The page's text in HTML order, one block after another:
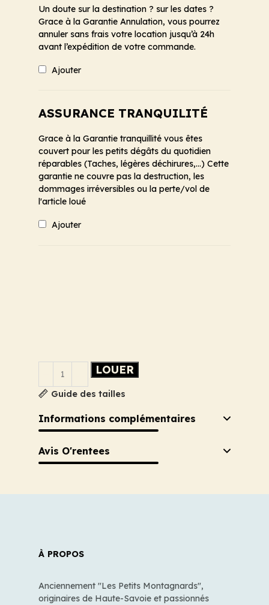
Un doute sur la destination ? sur les dates ?
Grace à la Garantie Annulation, vous pourrez
annuler sans frais votre location jusqu’à 24h
avant l’expédition de votre commande.
Ajouter
ASSURANCE TRANQUILITÉ
Grace à la Garantie tranquillité vous êtes
couvert pour les petits dégâts du quotidien
réparables (Taches, légères déchirures,...) Cette
garantie ne couvre pas la destruction, les
dommages irréversibles ou la perte/vol de
l'article loué
Ajouter
LOUER
Guide des tailles
Informations complémentaires
Avis O'rentees
À PROPOS
Anciennement "Les Petits Montagnards",
originaires de Haute-Savoie et passionnés